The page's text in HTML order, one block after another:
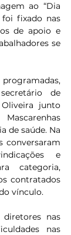
ao “Dia
foi fixado nas
de apoio e
se
de
junto
de saúde. Na
conversaram
e
categoria,
contratados
vínculo.
nas
nas